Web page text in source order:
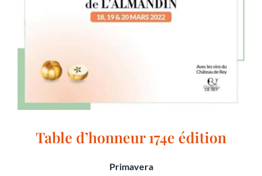
Table d’honneur 174e édition
Primavera